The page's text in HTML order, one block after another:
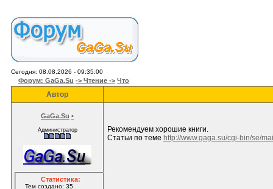
Сегодня: 08.08.2026 - 09:35:00
Форум: GaGa.Su -> Чтение -> Что
Автор
GaGa.Su •
Администратор
Статистика:
Тем создано: 35
Рекомендуем хорошие книги.
Статьи по теме http://www.gaga.su/cgi-bin/se/